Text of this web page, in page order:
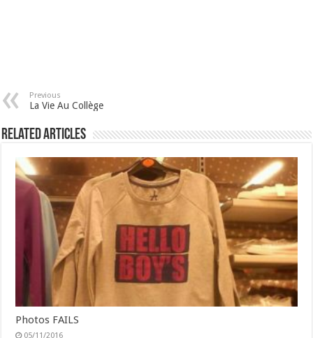
Previous
La Vie Au Collège
Related Articles
Photos FAILS
05/11/2016